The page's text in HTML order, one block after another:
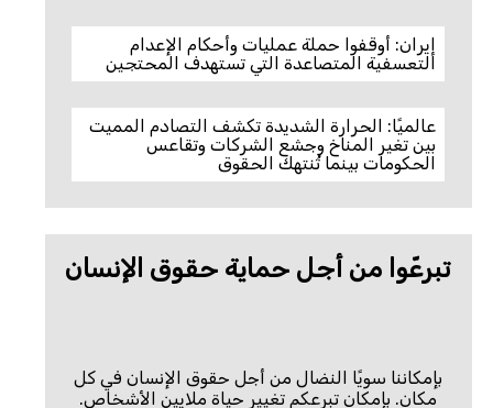
إيران: أوقفوا حملة عمليات وأحكام الإعدام
التعسفية المتصاعدة التي تستهدف المحتجين
عالميًا: الحرارة الشديدة تكشف التصادم المميت
بين تغير المناخ وجشع الشركات وتقاعس
الحكومات بينما تُنتهك الحقوق
تبرعّوا من أجل حماية حقوق الإنسان
بإمكاننا سويًا النضال من أجل حقوق الإنسان في كل
مكان. بإمكان تبرعكم تغيير حياة ملايين الأشخاص.